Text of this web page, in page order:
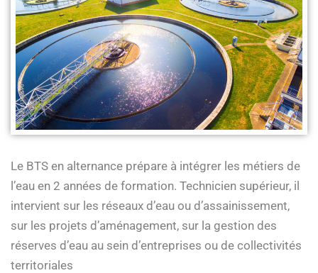
Le BTS en alternance prépare à intégrer les métiers de
l’eau en 2 années de formation. Technicien supérieur, il
intervient sur les réseaux d’eau ou d’assainissement,
sur les projets d’aménagement, sur la gestion des
réserves d’eau au sein d’entreprises ou de collectivités
territoriales